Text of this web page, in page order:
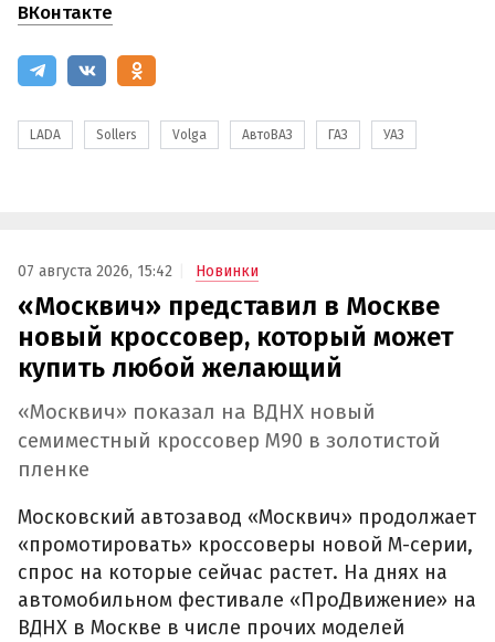
ВКонтакте
LADA Sollers Volga АвтоВАЗ ГАЗ УАЗ
07 августа 2026, 15:42 Новинки
«Москвич» представил в Москве
новый кроссовер, который может
купить любой желающий
«Москвич» показал на ВДНХ новый
семиместный кроссовер М90 в золотистой
пленке
Московский автозавод «Москвич» продолжает
«промотировать» кроссоверы новой М-серии,
спрос на которые сейчас растет. На днях на
автомобильном фестивале «ПроДвижение» на
ВДНХ в Москве в числе прочих моделей